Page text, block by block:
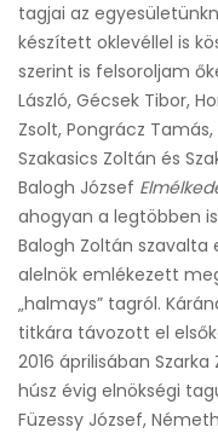
tagjai az
készített oklevéllel is
szerint is felsoroljam
László, Gécsek Tibor,
Zsolt, Pongrácz
Szakasics Zoltán és
Balogh József
ahogyan a legtöbben
Balogh Zoltán szavalta
alelnök emlékezett
„halmays” tagról.
titkára távozott el
2016 áprilisában
húsz évig elnökségi
Füzessy József,